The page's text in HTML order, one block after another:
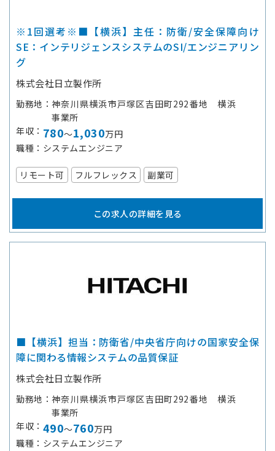
※1回選考※■【横浜】主任：防衛/安全保障向け
SE：インテリジェンスシステムのSI/エンジニアリン
グ
株式会社日立製作所
勤務地
神奈川県横浜市戸塚区吉田町292番地 横浜
事業所
年収
780～1,030万円
職種
システムエンジニア
リモート可 フルフレックス 副業可
この求人の詳細を見る
■【横浜】担当：防衛省/中央省庁向けの国家安全保
障に関わる情報システムの品質保証
株式会社日立製作所
勤務地
神奈川県横浜市戸塚区吉田町292番地 横浜
事業所
年収
490～760万円
職種
システムエンジニア